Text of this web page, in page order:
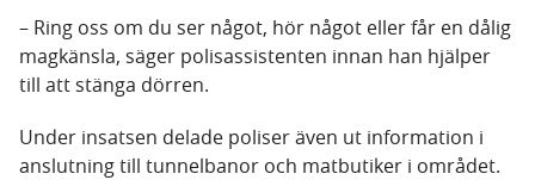
– Ring oss om du ser något, hör något eller får en dålig
magkänsla, säger polisassistenten innan han hjälper
till att stänga dörren.
Under insatsen delade poliser även ut information i
anslutning till tunnelbanor och matbutiker i området.